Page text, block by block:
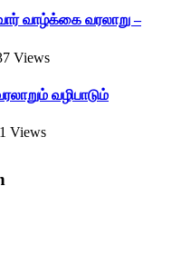
வாழ்க்கை வரலாறு –
Views
வழிபாடும்
Views